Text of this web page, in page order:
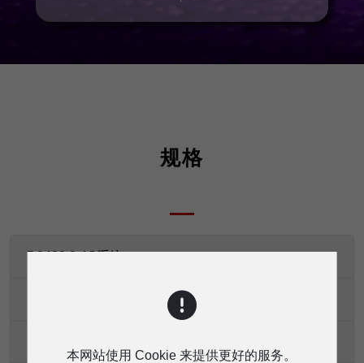
规格
D2402 2.4G系统
本网站使用 Cookie 来提供更好的服务。